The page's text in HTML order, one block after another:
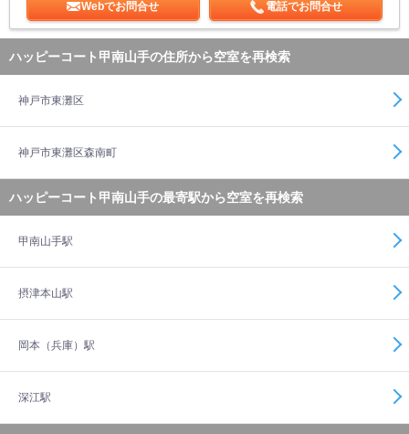
Webでお問合せ 電話でお問合せ
ハッピーコート甲南山手の住所から空室を再検索
神戸市東灘区
神戸市東灘区森南町
ハッピーコート甲南山手の最寄駅から空室を再検索
甲南山手駅
摂津本山駅
岡本（兵庫）駅
深江駅